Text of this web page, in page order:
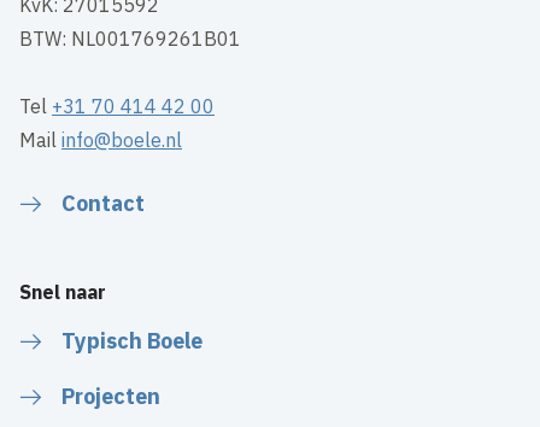
KvK: 27015592
BTW: NL001769261B01
Tel +31 70 414 42 00
Mailinfo@boele.nl
Contact
Snel naar
Typisch Boele
Projecten